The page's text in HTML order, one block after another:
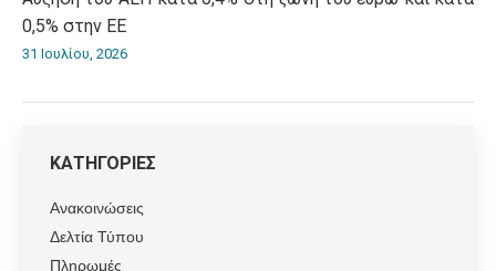
0,5% στην ΕΕ
31 Ιουλίου, 2026
ΚΑΤΗΓΟΡΙΕΣ
Ανακοινώσεις
Δελτία Τύπου
Πληρωμές